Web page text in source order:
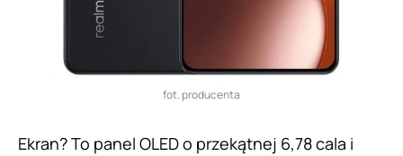
fot. producenta
Ekran? To panel OLED o przekątnej 6,78 cala i